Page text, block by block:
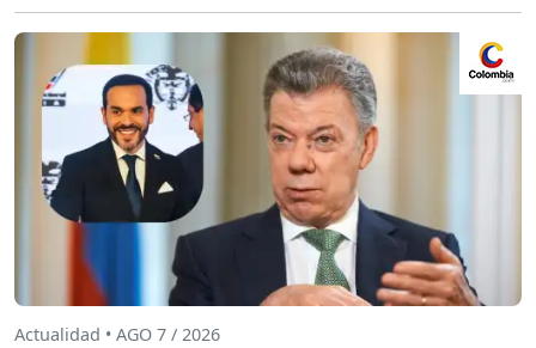
Actualidad • AGO 7 / 2026